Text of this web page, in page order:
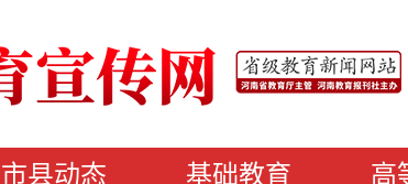
市县动态 基础教育 高